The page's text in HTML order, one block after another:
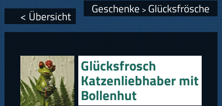
< Übersicht Geschenke > Glücksfrösche
Glücksfrosch
Katzenliebhaber mit
Bollenhut